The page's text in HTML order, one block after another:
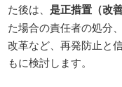
た後は、是正措置（改
た場合の責任者の処分
改革など、再発防止と
もに検討します。